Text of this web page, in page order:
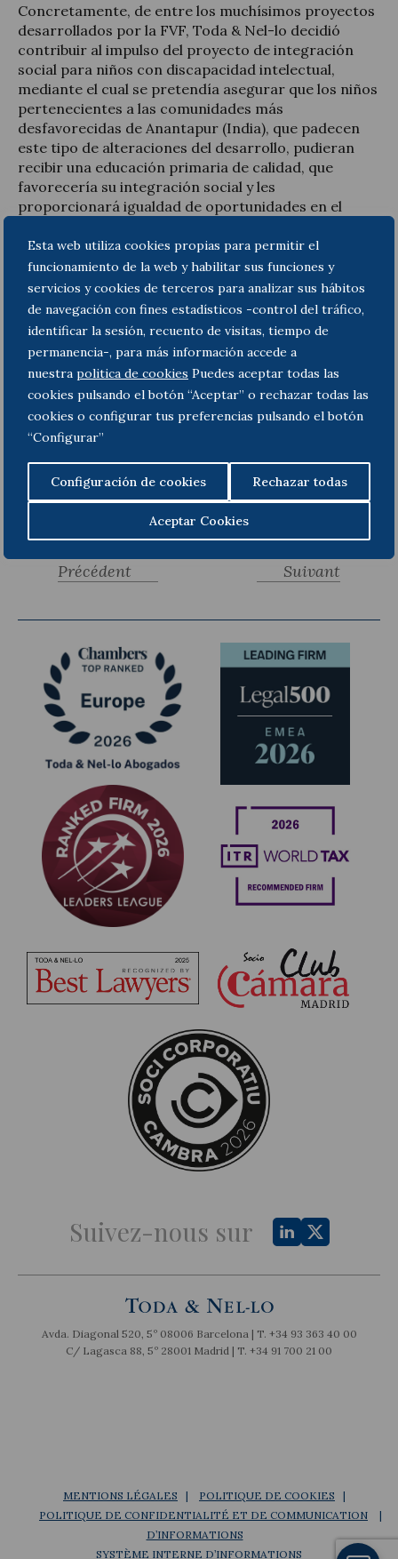
Esta web utiliza cookies propias para permitir el
funcionamiento de la web y habilitar sus funciones y
servicios y cookies de terceros para analizar sus hábitos
de navegación con fines estadísticos -control del tráfico,
identificar la sesión, recuento de visitas, tiempo de
permanencia-, para más información accede a
nuestra politica de cookies Puedes aceptar todas las
cookies pulsando el botón “Aceptar” o rechazar todas las
cookies o configurar tus preferencias pulsando el botón
“Configurar”
Configuración de cookies Rechazar todas
Aceptar Cookies
Concretamente, de entre los muchísimos proyectos
desarrollados por la FVF, Toda & Nel-lo decidió
contribuir al impulso del proyecto de integración
social para niños con discapacidad intelectual,
mediante el cual se pretendía asegurar que los niños
pertenecientes a las comunidades más
desfavorecidas de Anantapur (India), que padecen
este tipo de alteraciones del desarrollo, pudieran
recibir una educación primaria de calidad, que
favorecería su integración social y les
proporcionará igualdad de oportunidades en el
Suivant
Précédent
Suivez-nous sur
Avda. Diagonal 520, 5º 08006 Barcelona | T. +34 93 363 40 00
C/ Lagasca 88, 5º 28001 Madrid | T. +34 91 700 21 00
MENTIONS LÉGALES
POLITIQUE DE COOKIES
POLITIQUE DE CONFIDENTIALITÉ ET DE COMMUNICATION
D’INFORMATIONS
SYSTÈME INTERNE D’INFORMATIONS